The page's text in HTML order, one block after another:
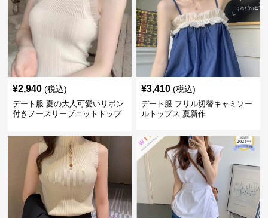
¥2,940 (税込)
デート服 夏の大人可愛いリボン
付きノースリーブニットトップ
¥3,410 (税込)
デート服 フリル切替キャミソー
ルトップス 夏新作